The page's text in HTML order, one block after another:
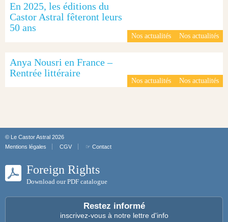
Nos actualités Nos actualités
En 2025, les éditions du
Castor Astral fêteront leurs
50 ans
Nos actualités Nos actualités
Anya Nousri en France –
Rentrée littéraire
© Le Castor Astral 2026
Mentions légales
CGV ☞ Contact
Foreign Rights
Download our PDF catalogue
Restez informé
inscrivez-vous à notre lettre d'info